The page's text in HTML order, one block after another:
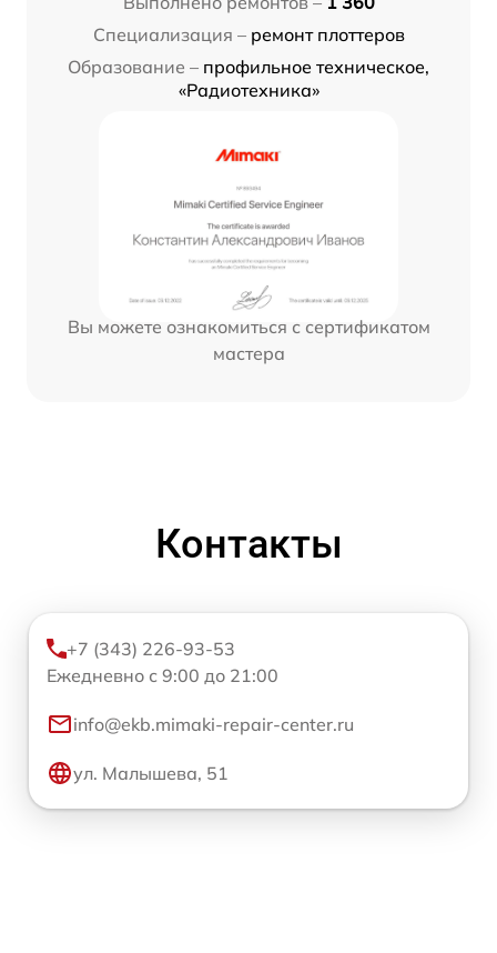
Специализация – ремонт плоттеров
Образование – профильное техническое,
«Радиотехника»
Вы можете ознакомиться с сертификатом
мастера
Контакты
+7 (343) 226-93-53
Ежедневно с 9:00 до 21:00
info@ekb.mimaki-repair-center.ru
ул. Малышева, 51